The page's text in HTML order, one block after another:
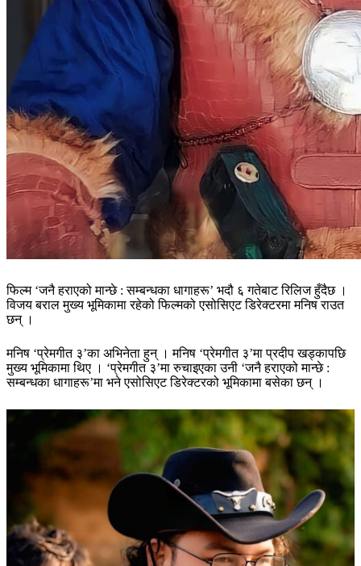
फिल्म ‘जनै हराएको मान्छे : सम्बन्धका धागाहरू’ भदौ ६ गतेबाट रिलिज हुँदैछ ।
विजय बराल मुख्य भूमिकामा रहेको फिल्मको एसोसिएट डिरेक्टरमा मनिष राउत
छन् ।
मनिष ‘प्रेमगीत ३’का अभिनेता हुन् । मनिष ‘प्रेमगीत ३’मा प्रदीप खड्कापछि
मुख्य भूमिकामा थिए । ‘प्रेमगीत ३’मा रुचाइएका उनी ‘जनै हराएको मान्छे :
सम्बन्धका धागाहरू’मा भने एसोसिएट डिरेक्टरको भूमिकामा बसेका छन् ।